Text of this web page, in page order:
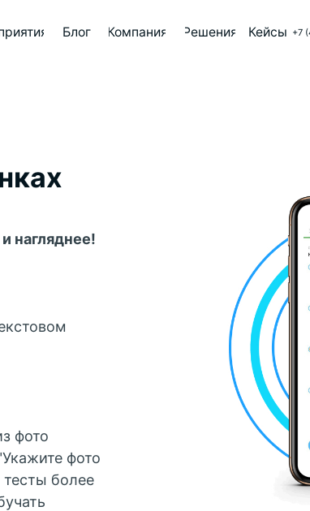
Компания +7 (499) 647-73-64
Блог Решения Кейсы
нагляднее!
фото
фото
тесты более